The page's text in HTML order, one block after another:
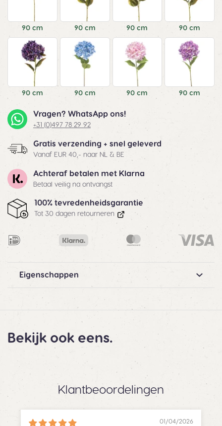
90 cm 90 cm 90 cm 90 cm
90 cm 90 cm 90 cm 90 cm
Vragen? WhatsApp ons!
+31 (0)497 78 29 92
Gratis verzending + snel geleverd
Vanaf EUR 40,- naar NL & BE
Achteraf betalen met Klarna
Betaal veilig na ontvangst
100% tevredenheidsgarantie
Tot 30 dagen retourneren
Eigenschappen
Bekijk ook eens.
Klantbeoordelingen
01/04/2026